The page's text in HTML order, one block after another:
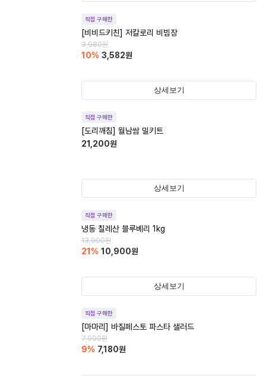
직접 구매한
[비비드키친] 저칼로리 비빔장
3,980원
10% 3,582원
상세보기
직접 구매한
[도리깨침] 월남쌈 밀키트
21,200원
상세보기
직접 구매한
냉동 칠레산 블루베리 1kg
13,900원
21 % 10,900원
상세보기
직접 구매한
[마마리] 바질페스토 파스타 샐러드
7,900원
9% 7,180원